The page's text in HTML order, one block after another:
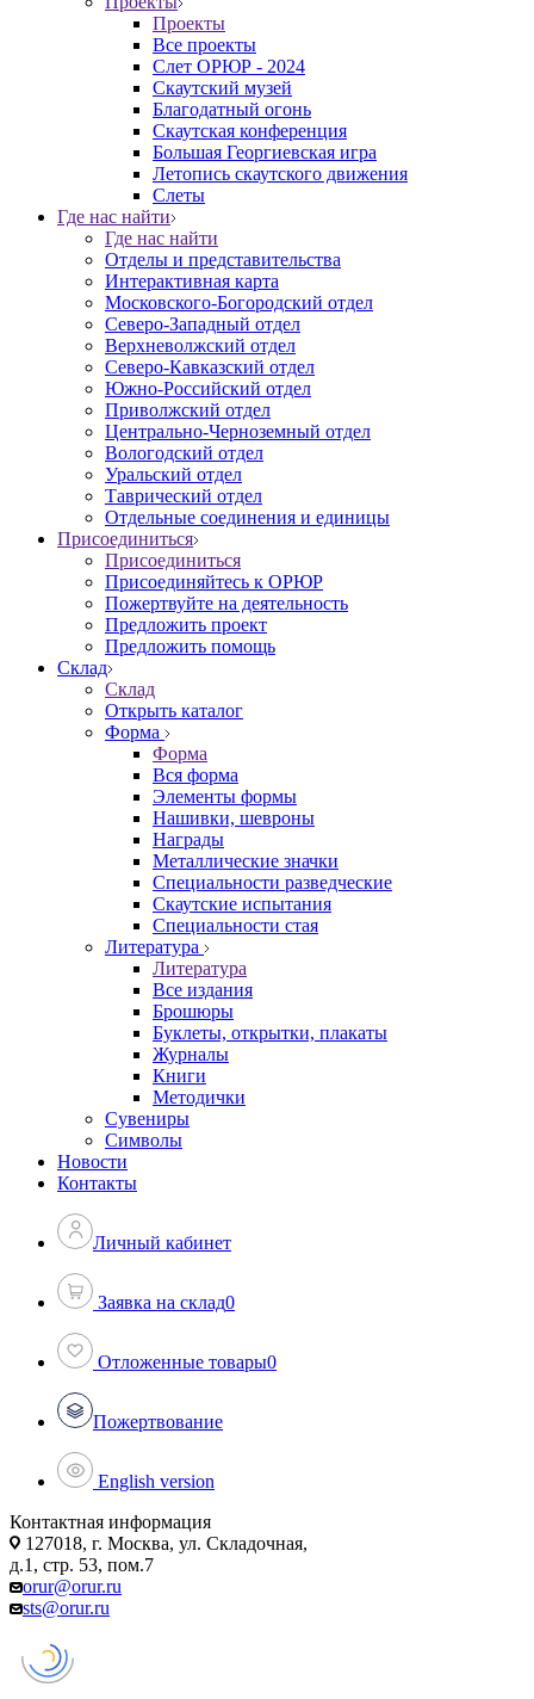
Проекты
Все проекты
Слет ОРЮР - 2024
Скаутский музей
Благодатный огонь
Cкаутская конференция
Большая Георгиевская игра
Летопись скаутского движения
Слеты
Где нас найти
Где нас найти
Отделы и представительства
Интерактивная карта
Московского-Богородский отдел
Северо-Западный отдел
Верхневолжский отдел
Северо-Кавказский отдел
Южно-Российский отдел
Приволжский отдел
Центрально-Черноземный отдел
Вологодский отдел
Уральский отдел
Таврический отдел
Отдельные соединения и единицы
Присоединиться
Присоединиться
Присоединяйтесь к ОРЮР
Пожертвуйте на деятельность
Предложить проект
Предложить помощь
Склад
Склад
Открыть каталог
Форма
Форма
Вся форма
Элементы формы
Нашивки, шевроны
Награды
Металлические значки
Специальности разведческие
Скаутские испытания
Специальности стая
Литература
Литература
Все издания
Брошюры
Буклеты, открытки, плакаты
Журналы
Книги
Методички
Сувениры
Символы
Новости
Контакты
Личный кабинет
Заявка на склад0
Отложенные товары0
Пожертвование
English version
Контактная информация
127018, г. Москва, ул. Складочная,
д.1, стр. 53, пом.7
orur@orur.ru
sts@orur.ru